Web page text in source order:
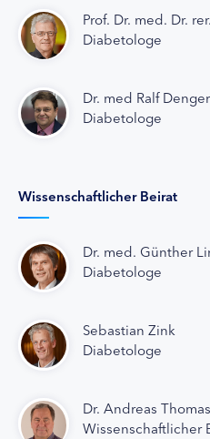
Prof. Dr. med. Dr.
Diabetologe
Dr. med Ralf Denger
Diabetologe
Wissenschaftlicher Beirat
Dr. med. Günther
Diabetologe
Sebastian Zink
Diabetologe
Dr. Andreas Thomas
Wissenschaftlicher